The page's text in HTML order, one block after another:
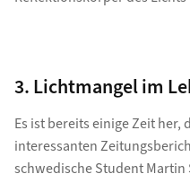
3. Lichtmangel im
Es ist bereits einige Zeit her,
interessanten
schwedische Student Martin